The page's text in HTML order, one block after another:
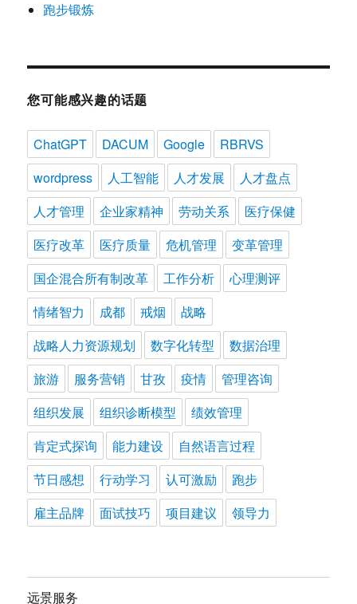
跑步锻炼
您可能感兴趣的话题
ChatGPT DACUM Google
RBRVS
wordpress
人工智能 人才发展
人才盘点
人才管理
企业家精神 劳动关系
医疗保健
医疗改革
医疗质量 危机管理
变革管理
国企混合所有制改革
工作分析
心理测评
情绪智力
成都 戒烟
战略
战略人力资源规划
数字化转型
数据治理
旅游
服务营销 甘孜 疫情
管理咨询
组织发展
组织诊断模型
绩效管理
肯定式探询
能力建设
自然语言过程
节日感想
行动学习 认可激励
跑步
雇主品牌
面试技巧 项目建议 领导力
远景服务